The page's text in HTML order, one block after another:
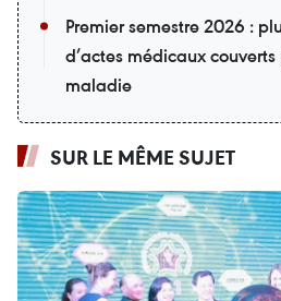
Premier semestre 2026 :
d’actes médicaux couverts
maladie
SUR LE MÊME SUJET